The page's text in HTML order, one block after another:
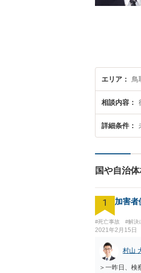
エリア 鳥
相談内容
詳細条件
国や自治
1 加害者
#死亡事故 #解決
2021年2月15日
村山
＞一昨日、検